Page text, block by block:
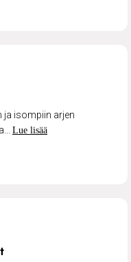
ja isompiin arjen
Lue lisää
käyttöönotot